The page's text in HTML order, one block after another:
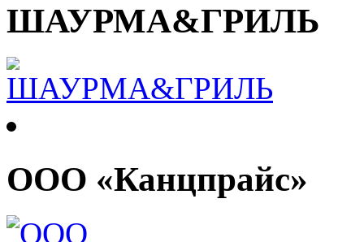
ШАУРМА&ГРИЛЬ
ООО «Канцпрайс»